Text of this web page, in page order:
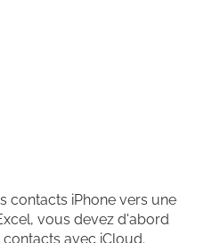
contacts iPhone vers une
vous devez d'abord
avec iCloud.